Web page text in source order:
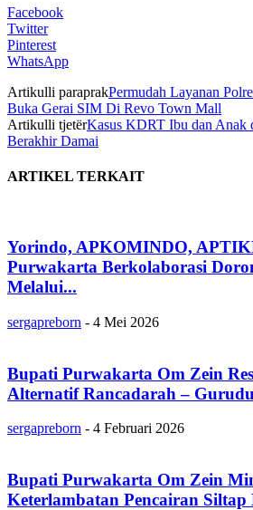
Facebook
Twitter
Pinterest
WhatsApp
Artikulli paraprakPermudah Layanan
Buka Gerai SIM Di Revo Town Mall
Artikulli tjetërKasus KDRT Ibu dan Anak
Berakhir Damai
ARTIKEL TERKAIT
Yorindo, APKOMINDO,
Purwakarta Berkolaborasi
Melalui...
sergapreborn - 4 Mei 2026
Bupati Purwakarta Om Zein
Alternatif Rancadarah –
sergapreborn - 4 Februari 2026
Bupati Purwakarta Om Zein
Keterlambatan Pencairan Siltap